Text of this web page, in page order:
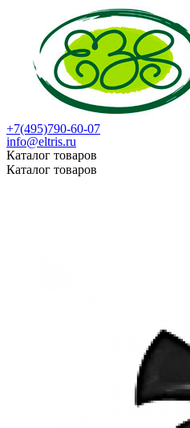
+7(495)790-60-07
info@eltris.ru
Каталог товаров
Каталог товаров